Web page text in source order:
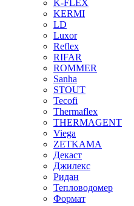
K-FLEX
KERMI
LD
Luxor
Reflex
RIFAR
ROMMER
Sanha
STOUT
Tecofi
Thermaflex
THERMAGENT
Viega
ZETKAMA
Декаст
Джилекс
Ридан
Тепловодомер
Формат